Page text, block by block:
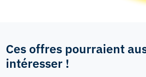
Ces offres pourraient
intéresser !